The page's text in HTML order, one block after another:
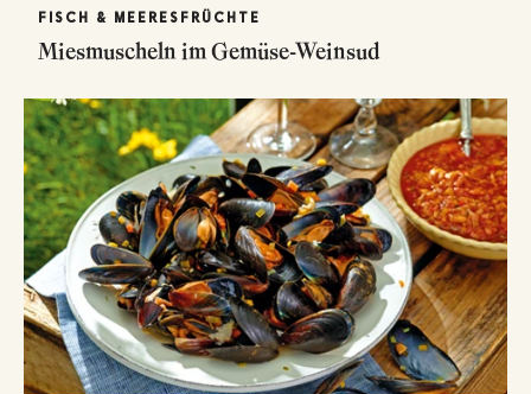
FISCH & MEERESFRÜCHTE
Miesmuscheln im Gemüse-Weinsud